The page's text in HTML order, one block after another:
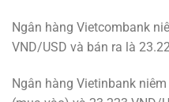
Ngân hàng Vietcombank
VND/USD và bán ra là
Ngân hàng Vietinbank